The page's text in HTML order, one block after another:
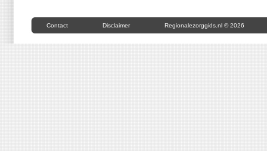
Contact Disclaimer Regionalezorggids.nl © 2026